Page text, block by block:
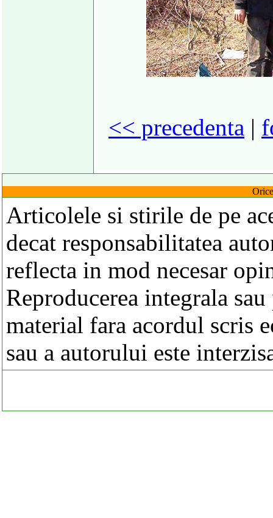
<< precedenta |
Articolele si stirile de pe
decat responsabilitatea
reflecta in mod necesar
Reproducerea integrala
material fara acordul scris
sau a autorului este